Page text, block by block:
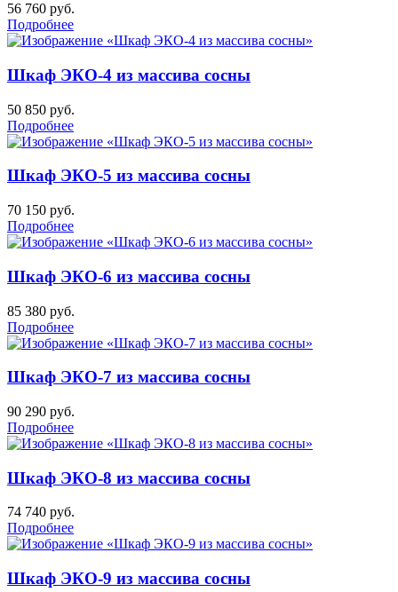
56 760 руб.
Подробнее
Шкаф ЭКО-4 из массива сосны
50 850 руб.
Подробнее
Шкаф ЭКО-5 из массива сосны
70 150 руб.
Подробнее
Шкаф ЭКО-6 из массива сосны
85 380 руб.
Подробнее
Шкаф ЭКО-7 из массива сосны
90 290 руб.
Подробнее
Шкаф ЭКО-8 из массива сосны
74 740 руб.
Подробнее
Шкаф ЭКО-9 из массива сосны